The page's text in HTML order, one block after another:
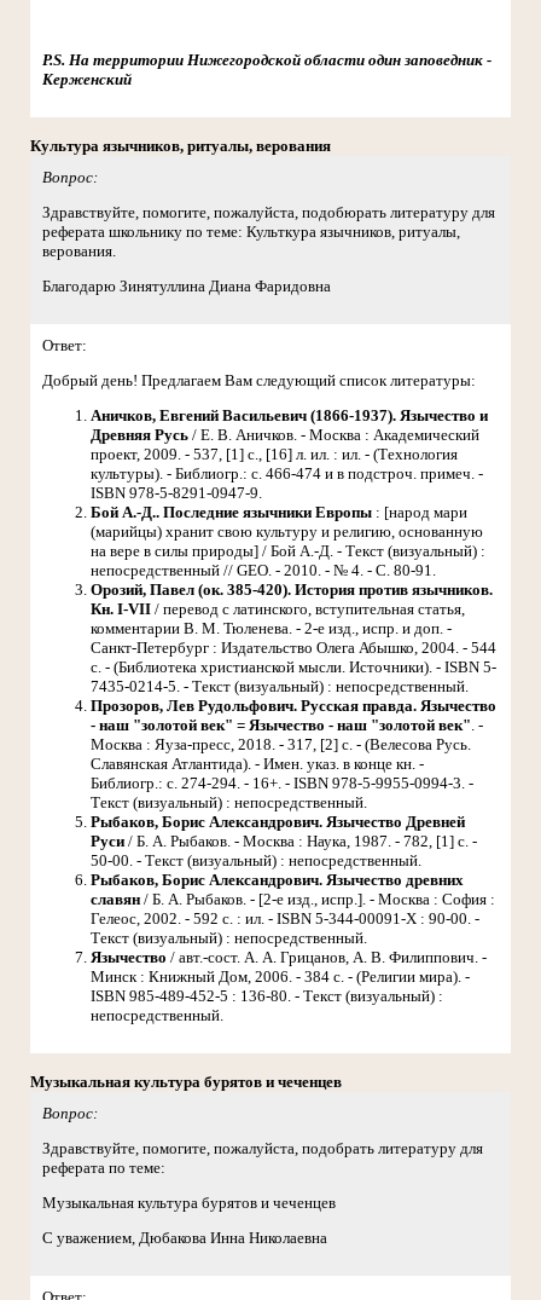
P.S. На территории Нижегородской области один заповедник -
Керженский
Культура язычников, ритуалы, верования
Вопрос:
Здравствуйте, помогите, пожалуйста, подобюрать литературу для
реферата школьнику по теме: Культкура язычников, ритуалы,
верования.
Благодарю Зинятуллина Диана Фаридовна
Ответ:
Добрый день! Предлагаем Вам следующий список литературы:
Аничков, Евгений Васильевич (1866-1937). Язычество и
Древняя Русь / Е. В. Аничков. - Москва : Академический
проект, 2009. - 537, [1] с., [16] л. ил. : ил. - (Технология
культуры). - Библиогр.: с. 466-474 и в подстроч. примеч. -
ISBN 978-5-8291-0947-9.
Бой А.-Д.. Последние язычники Европы : [народ мари
(марийцы) хранит свою культуру и религию, основанную
на вере в силы природы] / Бой А.-Д. - Текст (визуальный) :
непосредственный // GEO. - 2010. - № 4. - С. 80-91.
Орозий, Павел (ок. 385-420). История против язычников.
Кн. I-VII / перевод с латинского, вступительная статья,
комментарии В. М. Тюленева. - 2-е изд., испр. и доп. -
Санкт-Петербург : Издательство Олега Абышко, 2004. - 544
с. - (Библиотека христианской мысли. Источники). - ISBN 5-
7435-0214-5. - Текст (визуальный) : непосредственный.
Прозоров, Лев Рудольфович. Русская правда. Язычество
- наш "золотой век" = Язычество - наш "золотой век" . -
Москва : Яуза-пресс, 2018. - 317, [2] с. - (Велесова Русь.
Славянская Атлантида). - Имен. указ. в конце кн. -
Библиогр.: с. 274-294. - 16+. - ISBN 978-5-9955-0994-3. -
Текст (визуальный) : непосредственный.
Рыбаков, Борис Александрович. Язычество Древней
Руси / Б. А. Рыбаков. - Москва : Наука, 1987. - 782, [1] с. -
50-00. - Текст (визуальный) : непосредственный.
Рыбаков, Борис Александрович. Язычество древних
славян / Б. А. Рыбаков. - [2-е изд., испр.]. - Москва : София :
Гелеос, 2002. - 592 с. : ил. - ISBN 5-344-00091-X : 90-00. -
Текст (визуальный) : непосредственный.
Язычество / авт.-сост. А. А. Грицанов, А. В. Филиппович. -
Минск : Книжный Дом, 2006. - 384 с. - (Религии мира). -
ISBN 985-489-452-5 : 136-80. - Текст (визуальный) :
непосредственный.
Музыкальная культура бурятов и чеченцев
Вопрос:
Здравствуйте, помогите, пожалуйста, подобрать литературу для
реферата по теме:
Музыкальная культура бурятов и чеченцев
С уважением, Дюбакова Инна Николаевна